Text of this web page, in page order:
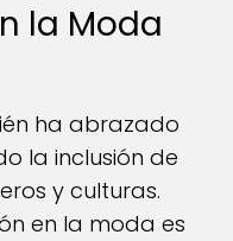
la Moda
ha abrazado
la inclusión de
y culturas.
en la moda es